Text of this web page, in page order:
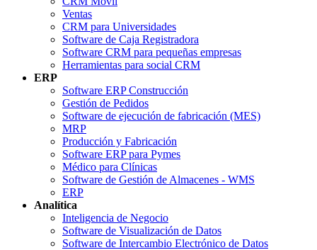
Ventas
CRM para Universidades
Software de Caja Registradora
Software CRM para pequeñas empresas
Herramientas para social CRM
ERP
Software ERP Construcción
Gestión de Pedidos
Software de ejecución de fabricación (MES)
MRP
Producción y Fabricación
Software ERP para Pymes
Médico para Clínicas
Software de Gestión de Almacenes - WMS
ERP
Analítica
Inteligencia de Negocio
Software de Visualización de Datos
Software de Intercambio Electrónico de Datos